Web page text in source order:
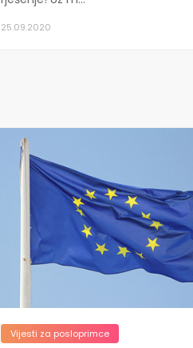
25.09.2020
Vijesti za posloprimce